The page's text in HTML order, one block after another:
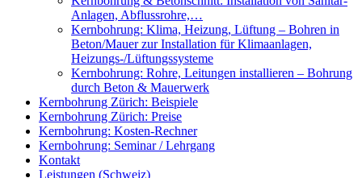
Anlagen, Abflussrohre,…
Kernbohrung: Klima, Heizung, Lüftung – Bohren in
Beton/Mauer zur Installation für Klimaanlagen,
Heizungs-/Lüftungssysteme
Kernbohrung: Rohre, Leitungen installieren – Bohrung
durch Beton & Mauerwerk
Kernbohrung Zürich: Beispiele
Kernbohrung Zürich: Preise
Kernbohrung: Kosten-Rechner
Kernbohrung: Seminar / Lehrgang
Kontakt
Leistungen (Schweiz)